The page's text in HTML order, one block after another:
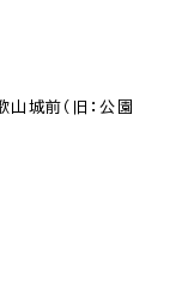
山城前（旧：公園